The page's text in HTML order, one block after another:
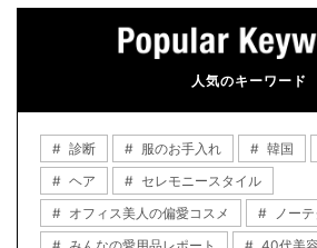
人気のキーワード
診断 服のお手入れ 韓国
ヘア
セレモニースタイル
オフィス美人の偏愛コスメ
ノー